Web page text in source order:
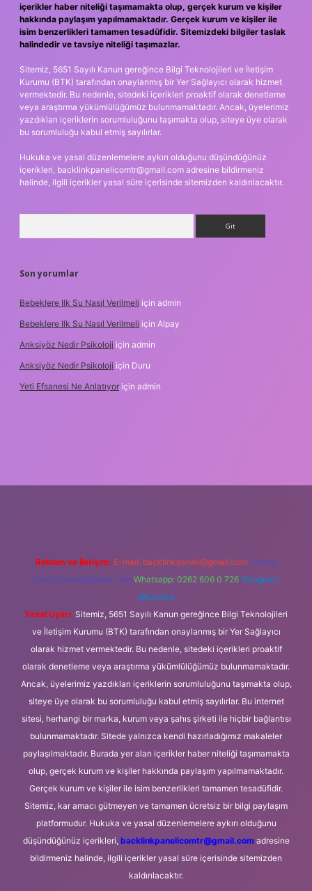
içerikler haber niteliği taşımamakta olup, gerçek kurum ve kişiler
hakkında paylaşım yapılmamaktadır. Gerçek kurum ve kişiler ile
isim benzerlikleri tamamen tesadüfidir. Sitemizdeki bilgiler taslak
halindedir ve tavsiye niteliği taşımazlar.
Sitemiz, 5651 Sayılı Kanun gereğince Bilgi Teknolojileri ve İletişim
Kurumu (BTK) tarafından onaylanmış bir Yer Sağlayıcı olarak hizmet
vermektedir. Bu nedenle, sitedeki içerikleri proaktif olarak denetleme
veya araştırma yükümlülüğümüz bulunmamaktadır. Ancak, üyelerimiz
yazdıkları içeriklerin sorumluluğunu taşımakta olup, siteye üye olarak
bu sorumluluğu kabul etmiş sayılırlar.
Hukuka ve yasal düzenlemelere aykırı olduğunu düşündüğünüz
içerikleri, backlinkpanelicomtr@gmail.com adresine bildirmeniz
halinde, ilgili içerikler yasal süre içerisinde sitemizden kaldırılacaktır.
Son yorumlar
Bebeklere Ilk Su Nasıl Verilmeli için admin
Bebeklere Ilk Su Nasıl Verilmeli için Alpay
Anksiyöz Nedir Psikoloji için admin
Anksiyöz Nedir Psikoloji için Duru
Yeti Efsanesi Ne Anlatıyor için admin
Reklam ve İletişim: E-mail: backlinkpaneli@gmail.com Teams:
forumhizmeti@gmail.com Whatsapp: 0262 606 0 726 Telegram:
@karabul
Yasal Uyarı: Sitemiz, 5651 Sayılı Kanun gereğince Bilgi Teknolojileri
ve İletişim Kurumu (BTK) tarafından onaylanmış bir Yer Sağlayıcı
olarak hizmet vermektedir. Bu nedenle, sitedeki içerikleri proaktif
olarak denetleme veya araştırma yükümlülüğümüz bulunmamaktadır.
Ancak, üyelerimiz yazdıkları içeriklerin sorumluluğunu taşımakta olup,
siteye üye olarak bu sorumluluğu kabul etmiş sayılırlar. Bu internet
sitesi, herhangi bir marka, kurum veya şahıs şirketi ile hiçbir bağlantısı
bulunmamaktadır. Sitede yalnızca kendi hazırladığımız makaleler
paylaşılmaktadır. Burada yer alan içerikler haber niteliği taşımamakta
olup, gerçek kurum ve kişiler hakkında paylaşım yapılmamaktadır.
Gerçek kurum ve kişiler ile isim benzerlikleri tamamen tesadüfidir.
Sitemiz, kar amacı gütmeyen ve tamamen ücretsiz bir bilgi paylaşım
platformudur. Hukuka ve yasal düzenlemelere aykırı olduğunu
düşündüğünüz içerikleri, backlinkpanelicomtr@gmail.comadresine
bildirmeniz halinde, ilgili içerikler yasal süre içerisinde sitemizden
kaldırılacaktır.